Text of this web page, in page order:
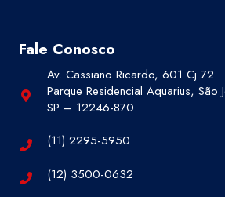
Fale Conosco
Av. Cassiano Ricardo, 601 Cj 72
Parque Residencial Aquarius,
SP – 12246-870
(11) 2295-5950
(12) 3500-0632